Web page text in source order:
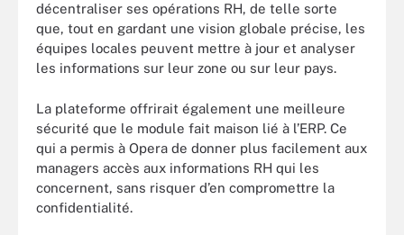
décentraliser ses opérations RH, de telle sorte
que, tout en gardant une vision globale précise, les
équipes locales peuvent mettre à jour et analyser
les informations sur leur zone ou sur leur pays.
La plateforme offrirait également une meilleure
sécurité que le module fait maison lié à l’ERP. Ce
qui a permis à Opera de donner plus facilement aux
managers accès aux informations RH qui les
concernent, sans risquer d’en compromettre la
confidentialité.